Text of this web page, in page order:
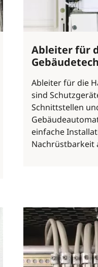
Ableiter für
Ableiter für die
sind
Schnittstellen
einfache
Nachrüstbarkeit